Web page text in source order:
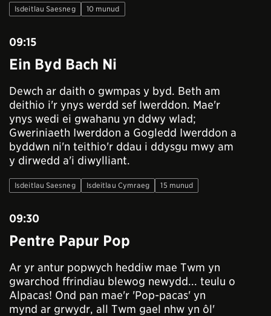
Isdeitlau Saesneg 10 munud
09:15
Ein Byd Bach Ni
Dewch ar daith o gwmpas y byd. Beth am
deithio i'r ynys werdd sef Iwerddon. Mae'r
ynys wedi ei gwahanu yn ddwy wlad;
Gweriniaeth Iwerddon a Gogledd Iwerddon a
byddwn ni'n teithio'r ddau i ddysgu mwy am
y dirwedd a'i diwylliant.
Isdeitlau Saesneg Isdeitlau Cymraeg 15 munud
09:30
Pentre Papur Pop
Ar yr antur popwych heddiw mae Twm yn
gwarchod ffrindiau blewog newydd... teulu o
Alpacas! Ond pan mae'r 'Pop-pacas' yn
mynd ar grwydr, all Twm gael nhw yn ôl'